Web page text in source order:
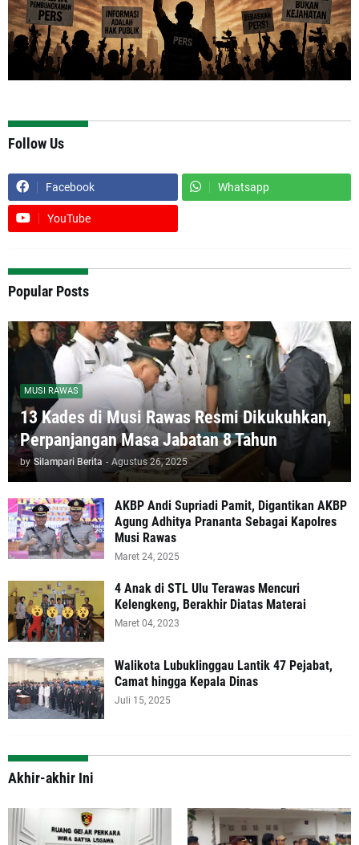
Follow Us
Facebook Whatsapp
YouTube
Popular Posts
MUSI RAWAS
13 Kades di Musi Rawas Resmi Dikukuhkan,
Perpanjangan Masa Jabatan 8 Tahun
by Silampari Berita - Agustus 26, 2025
AKBP Andi Supriadi Pamit, Digantikan AKBP
Agung Adhitya Prananta Sebagai Kapolres
Musi Rawas
Maret 24, 2025
4 Anak di STL Ulu Terawas Mencuri
Kelengkeng, Berakhir Diatas Materai
Maret 04, 2023
Walikota Lubuklinggau Lantik 47 Pejabat,
Camat hingga Kepala Dinas
Juli 15, 2025
Akhir-akhir Ini